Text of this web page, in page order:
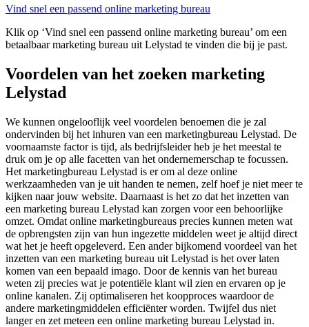
Vind snel een passend online marketing bureau
Klik op ‘Vind snel een passend online marketing bureau’ om een
betaalbaar marketing bureau uit Lelystad te vinden die bij je past.
Voordelen van het zoeken marketing
Lelystad
We kunnen ongelooflijk veel voordelen benoemen die je zal
ondervinden bij het inhuren van een marketingbureau Lelystad. De
voornaamste factor is tijd, als bedrijfsleider heb je het meestal te
druk om je op alle facetten van het ondernemerschap te focussen.
Het marketingbureau Lelystad is er om al deze online
werkzaamheden van je uit handen te nemen, zelf hoef je niet meer te
kijken naar jouw website. Daarnaast is het zo dat het inzetten van
een marketing bureau Lelystad kan zorgen voor een behoorlijke
omzet. Omdat online marketingbureaus precies kunnen meten wat
de opbrengsten zijn van hun ingezette middelen weet je altijd direct
wat het je heeft opgeleverd. Een ander bijkomend voordeel van het
inzetten van een marketing bureau uit Lelystad is het over laten
komen van een bepaald imago. Door de kennis van het bureau
weten zij precies wat je potentiële klant wil zien en ervaren op je
online kanalen. Zij optimaliseren het koopproces waardoor de
andere marketingmiddelen efficiënter worden. Twijfel dus niet
langer en zet meteen een online marketing bureau Lelystad in.